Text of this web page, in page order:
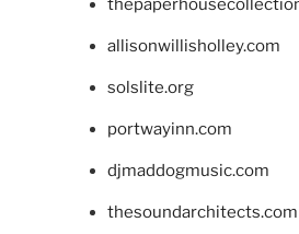
allisonwillisholley.com
solslite.org
portwayinn.com
djmaddogmusic.com
thesoundarchitects.com